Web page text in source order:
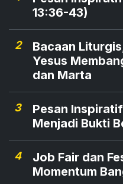
2022.
13:36-43)
2
Bacaan
Yesus
dan Marta
3
Pesan
Menjadi Bukti
4
Job Fair dan
Momentum